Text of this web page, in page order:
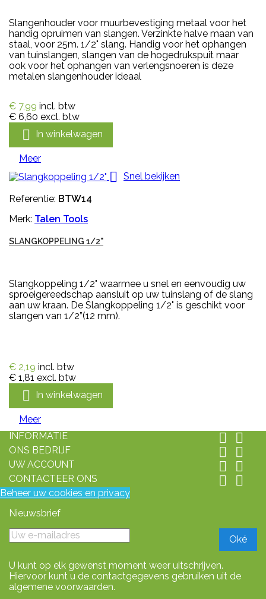
Slangenhouder voor muurbevestiging metaal voor het
handig opruimen van slangen. Verzinkte halve maan van
staal, voor 25m. 1/2" slang. Handig voor het ophangen
van tuinslangen, slangen van de hogedrukspuit maar
ook voor het ophangen van verlengsnoeren is deze
metalen slangenhouder ideaal
€ 7,99 incl. btw
€ 6,60 excl. btw
 In winkelwagen
Meer
 Snel bekijken
Referentie: BTW14
Merk: Talen Tools
SLANGKOPPELING 1/2"
Slangkoppeling 1/2" waarmee u snel en eenvoudig uw
sproeigereedschap aansluit op uw tuinslang of de slang
aan uw kraan. De Slangkoppeling 1/2" is geschikt voor
slangen van 1/2”(12 mm).
€ 2,19 incl. btw
€ 1,81 excl. btw
 In winkelwagen
Meer
INFORMATIE
 
ONS BEDRIJF  
UW ACCOUNT  
CONTACTEER ONS  
Beheer uw cookies en privacy
Nieuwsbrief
U kunt op elk gewenst moment weer uitschrijven.
Hiervoor kunt u de contactgegevens gebruiken uit de
algemene voorwaarden.